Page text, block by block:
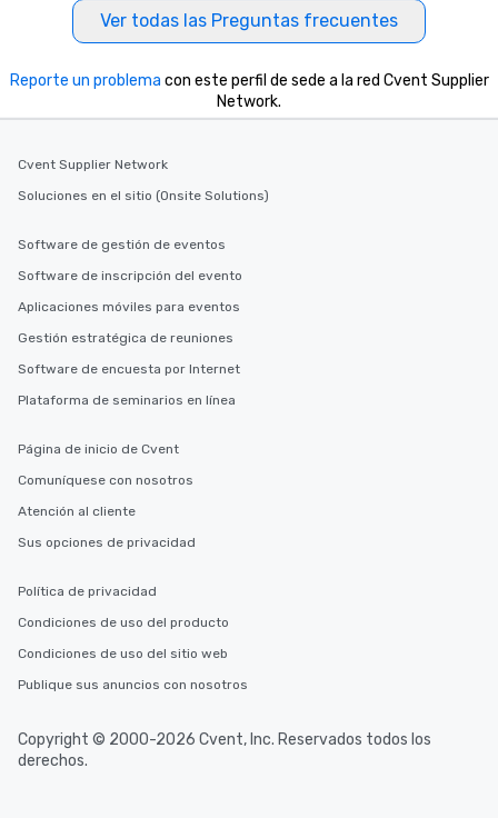
Ver todas las Preguntas frecuentes
Reporte un problema con este perfil de sede a la red Cvent Supplier
Network.
Cvent Supplier Network
Soluciones en el sitio (Onsite Solutions)
Software de gestión de eventos
Software de inscripción del evento
Aplicaciones móviles para eventos
Gestión estratégica de reuniones
Software de encuesta por Internet
Plataforma de seminarios en línea
Página de inicio de Cvent
Comuníquese con nosotros
Atención al cliente
Sus opciones de privacidad
Política de privacidad
Condiciones de uso del producto
Condiciones de uso del sitio web
Publique sus anuncios con nosotros
Copyright © 2000-2026 Cvent, Inc. Reservados todos los
derechos.